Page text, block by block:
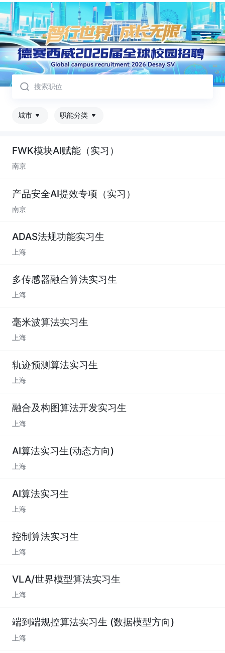
取消
城市 职能分类
FWK模块AI赋能（实习）
南京
产品安全AI提效专项（实习）
南京
ADAS法规功能实习生
上海
多传感器融合算法实习生
上海
毫米波算法实习生
上海
轨迹预测算法实习生
上海
融合及构图算法开发实习生
上海
AI算法实习生(动态方向)
上海
AI算法实习生
上海
控制算法实习生
上海
VLA/世界模型算法实习生
上海
端到端规控算法实习生 (数据模型方向)
上海